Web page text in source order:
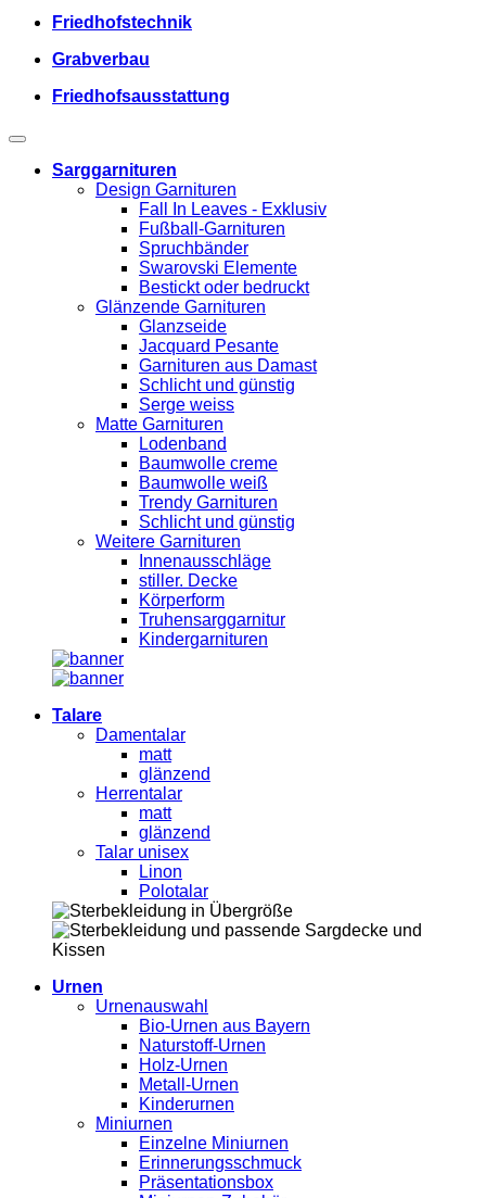
Friedhofstechnik
Grabverbau
Friedhofsausstattung
Sarggarnituren
Design Garnituren
Fall In Leaves - Exklusiv
Fußball-Garnituren
Spruchbänder
Swarovski Elemente
Bestickt oder bedruckt
Glänzende Garnituren
Glanzseide
Jacquard Pesante
Garnituren aus Damast
Schlicht und günstig
Serge weiss
Matte Garnituren
Lodenband
Baumwolle creme
Baumwolle weiß
Trendy Garnituren
Schlicht und günstig
Weitere Garnituren
Innenausschläge
stiller. Decke
Körperform
Truhensarggarnitur
Kindergarnituren
Talare
Damentalar
matt
glänzend
Herrentalar
matt
glänzend
Talar unisex
Linon
Polotalar
Urnen
Urnenauswahl
Bio-Urnen aus Bayern
Naturstoff-Urnen
Holz-Urnen
Metall-Urnen
Kinderurnen
Miniurnen
Einzelne Miniurnen
Erinnerungsschmuck
Präsentationsbox